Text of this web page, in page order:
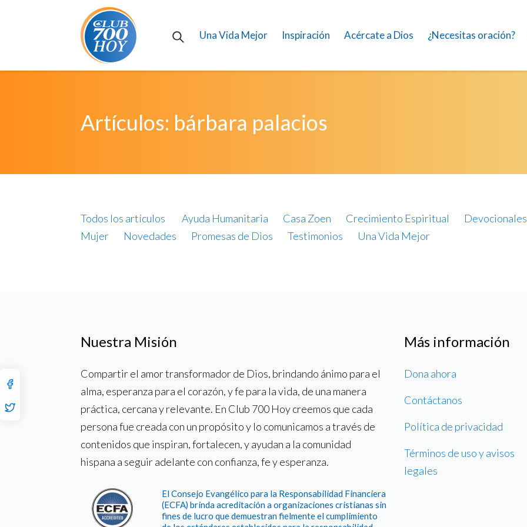
Una Vida Mejor Inspiración Acércate a Dios ¿Necesitas oración?
Artículos: bárbara palacios
Todos los artículos Ayuda Humanitaria Casa Zoen Crecimiento Espiritual Devocionales
Mujer
Novedades Promesas de Dios Testimonios Una Vida Mejor
Nuestra Misión
Compartir el amor transformador de Dios, brindando ánimo para el
alma, esperanza para el corazón, y fe para la vida, de una manera
práctica, cercana y relevante. En Club 700 Hoy creemos que cada
persona fue creada con un propósito y lo comunicamos a través de
contenidos que inspiran, fortalecen, y ayudan a la comunidad
hispana a seguir adelante con confianza, fe y esperanza.
El Consejo Evangélico para la Responsabilidad Financiera
(ECFA) brinda acreditación a organizaciones cristianas sin
fines de lucro que demuestran fielmente el cumplimiento
Más información
Dona ahora
Contáctanos
Política de privacidad
Términos de uso y avisos
legales